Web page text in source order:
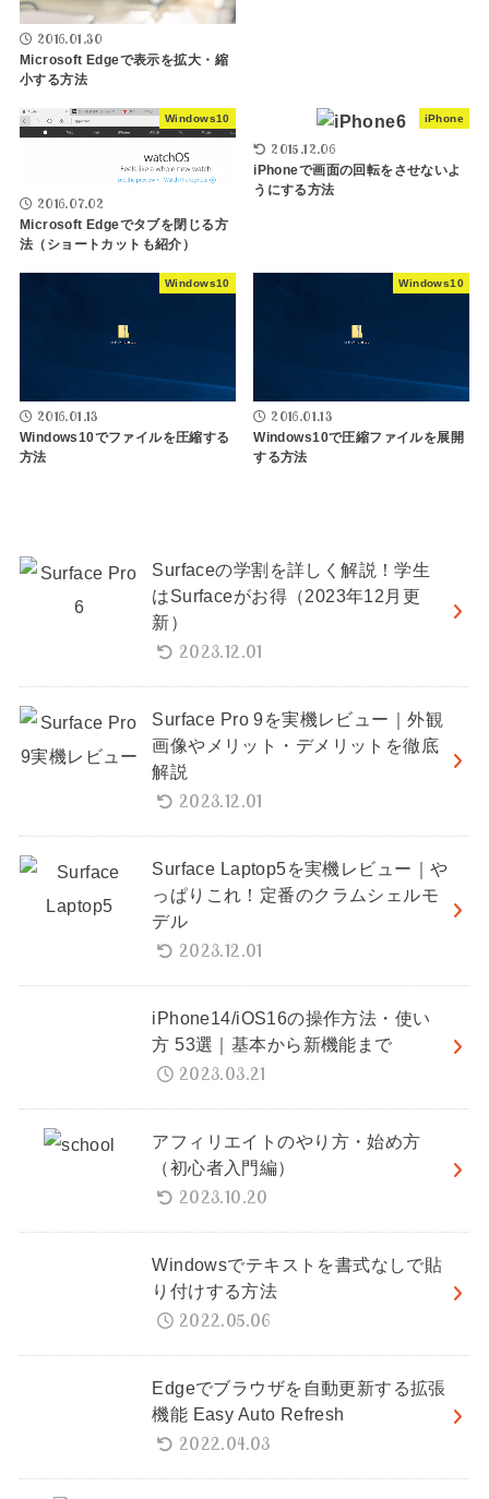
2016.01.30
Microsoft Edgeで表示を拡大・縮
小する方法
Windows10
2016.07.02
Microsoft Edgeでタブを閉じる方
法（ショートカットも紹介）
iPhone
2015.12.06
iPhoneで画面の回転をさせないよ
うにする方法
Windows10
2016.01.13
Windows10でファイルを圧縮する
方法
Windows10
2016.01.13
Windows10で圧縮ファイルを展開
する方法
Surfaceの学割を詳しく解説！学生
はSurfaceがお得（2023年12月更
新）
2023.12.01
Surface Pro 9を実機レビュー｜外観
画像やメリット・デメリットを徹底
解説
2023.12.01
Surface Laptop5を実機レビュー｜や
っぱりこれ！定番のクラムシェルモ
デル
2023.12.01
iPhone14/iOS16の操作方法・使い
方 53選｜基本から新機能まで
2023.03.21
アフィリエイトのやり方・始め方
（初心者入門編）
2023.10.20
Windowsでテキストを書式なしで貼
り付けする方法
2022.05.06
Edgeでブラウザを自動更新する拡張
機能 Easy Auto Refresh
2022.04.03